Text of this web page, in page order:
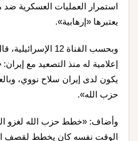
استمرار العمليات العسكرية ضد
يعتبرها «إرهابية».
وبحسب القناة 12
إعلامية له منذ التصعيد مع
يكون لدى إيران سلاح نووي،
حزب الله».
وأضاف: «خطط حزب الله لغزو